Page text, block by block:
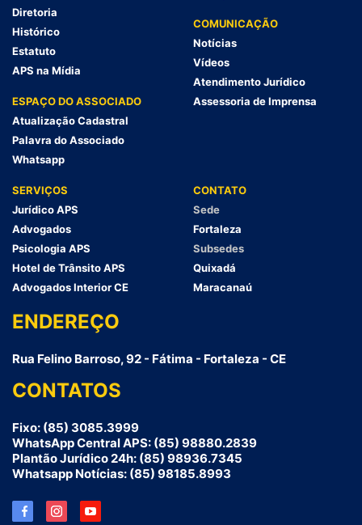
Diretoria
Histórico
Estatuto
APS na Mídia
ESPAÇO DO ASSOCIADO
Atualização Cadastral
Palavra do Associado
Whatsapp
COMUNICAÇÃO
Notícias
Vídeos
Atendimento Jurídico
Assessoria de Imprensa
SERVIÇOS
Jurídico APS
Advogados
Psicologia APS
Hotel de Trânsito APS
Advogados Interior CE
CONTATO
Sede
Fortaleza
Subsedes
Quixadá
Maracanaú
ENDEREÇO
Rua Felino Barroso, 92 - Fátima - Fortaleza - CE
CONTATOS
Fixo: (85) 3085.3999
WhatsApp Central APS: (85) 98880.2839
Plantão Jurídico 24h: (85) 98936.7345
Whatsapp Notícias: (85) 98185.8993